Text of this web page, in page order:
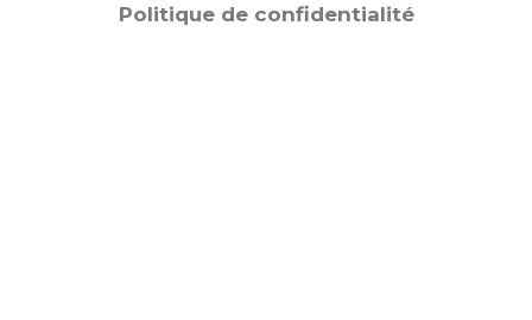
Politique de confidentialité